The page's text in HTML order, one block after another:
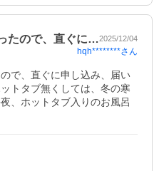
たので、直ぐに…2025/12/04
hqh********さん
で、直ぐに申し込み、届い
トタブ無くしては、冬の寒
、ホットタブ入りのお風呂